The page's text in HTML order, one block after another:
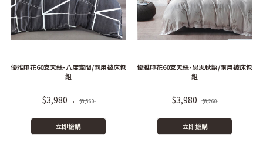
優雅印花60支天絲-八度空間/兩用被床包
組
$3,980 $8,560
立即搶購
優雅印花60支天絲-思思秋語/兩用被床包
組
$3,980 $8,260
立即搶購